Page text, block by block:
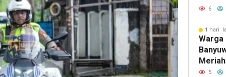
Anak
6
1 hari
Warga
5